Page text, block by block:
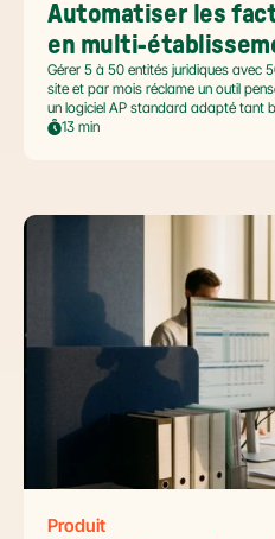
Automatiser les
en multi-
Gérer 5 à 50 entités juridiques avec
site et par mois réclame un outil
un logiciel AP standard adapté tant
automatiser sans casser la
13 min
Produit